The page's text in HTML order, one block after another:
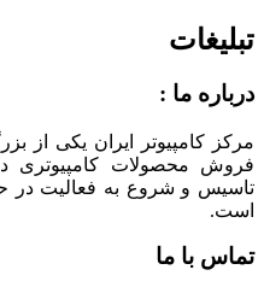
تبلیغات
درباره ما :
مرکز کامپیوتر ایران یکی از
است.
تماس با ما